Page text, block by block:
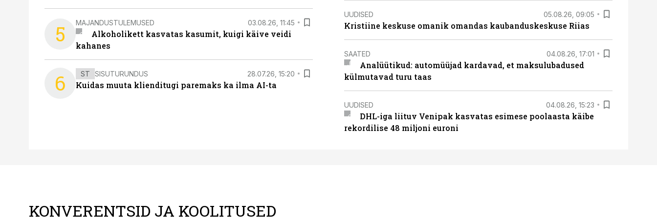
5 MAJANDUSTULEMUSED 03.08.26, 11:45
Alkoholikett kasvatas kasumit, kuigi käive veidi
kahanes
6 ST SISUTURUNDUS 28.07.26, 15:20
Kuidas muuta klienditugi paremaks ka ilma AI-ta
UUDISED 05.08.26, 09:05
Kristiine keskuse omanik omandas kaubanduskeskuse Riias
SAATED 04.08.26, 17:01
Analüütikud: automüüjad kardavad, et maksulubadused
külmutavad turu taas
UUDISED 04.08.26, 15:23
DHL-iga liituv Venipak kasvatas esimese poolaasta käibe
rekordilise 48 miljoni euroni
KONVERENTSID JA KOOLITUSED